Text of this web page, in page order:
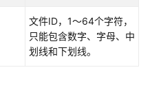
文件ID，1～64个字符，
只能包含数字、字母、中
划线和下划线。